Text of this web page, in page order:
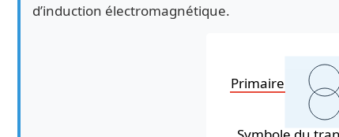
d’induction électromagnétique.
Primaire